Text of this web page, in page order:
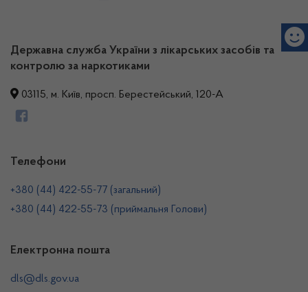
Державна служба України з лікарських засобів та
контролю за наркотиками
03115, м. Київ, просп. Берестейський, 120-А
Телефони
+380 (44) 422-55-77 (загальний)
+380 (44) 422-55-73 (приймальня Голови)
Електронна пошта
dls@dls.gov.ua